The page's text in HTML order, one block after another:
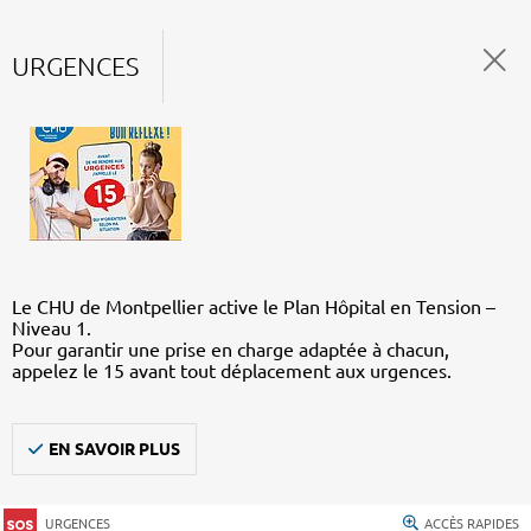
URGENCES
Le CHU de Montpellier active le Plan Hôpital en Tension –
Niveau 1.
Pour garantir une prise en charge adaptée à chacun,
appelez le 15 avant tout déplacement aux urgences.
EN SAVOIR PLUS
URGENCES ACCÈS RAPIDES